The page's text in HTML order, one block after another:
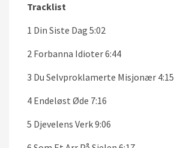
Tracklist
1 Din Siste Dag 5:02
2 Forbanna Idioter 6:44
3 Du Selvproklamerte Misjonær 4:15
4 Endeløst Øde 7:16
5 Djevelens Verk 9:06